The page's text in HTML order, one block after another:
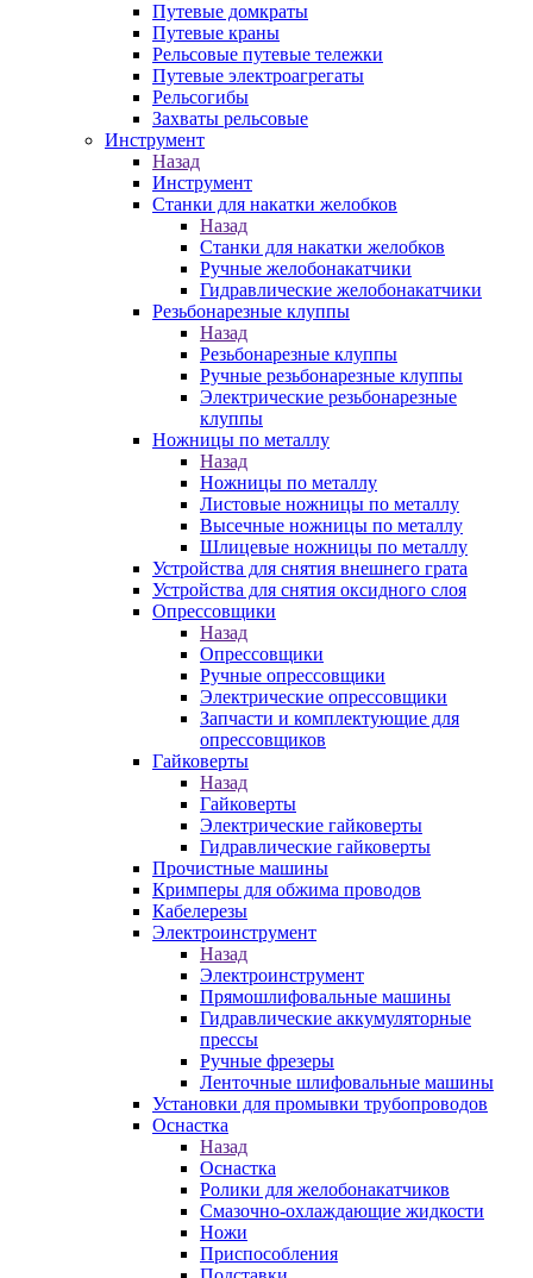
Путевые домкраты
Путевые краны
Рельсовые путевые тележки
Путевые электроагрегаты
Рельсогибы
Захваты рельсовые
Инструмент
Назад
Инструмент
Станки для накатки желобков
Назад
Станки для накатки желобков
Ручные желобонакатчики
Гидравлические желобонакатчики
Резьбонарезные клуппы
Назад
Резьбонарезные клуппы
Ручные резьбонарезные клуппы
Электрические резьбонарезные
клуппы
Ножницы по металлу
Назад
Ножницы по металлу
Листовые ножницы по металлу
Высечные ножницы по металлу
Шлицевые ножницы по металлу
Устройства для снятия внешнего грата
Устройства для снятия оксидного слоя
Опрессовщики
Назад
Опрессовщики
Ручные опрессовщики
Электрические опрессовщики
Запчасти и комплектующие для
опрессовщиков
Гайковерты
Назад
Гайковерты
Электрические гайковерты
Гидравлические гайковерты
Прочистные машины
Кримперы для обжима проводов
Кабелерезы
Электроинструмент
Назад
Электроинструмент
Прямошлифовальные машины
Гидравлические аккумуляторные
прессы
Ручные фрезеры
Ленточные шлифовальные машины
Установки для промывки трубопроводов
Оснастка
Назад
Оснастка
Ролики для желобонакатчиков
Смазочно-охлаждающие жидкости
Ножи
Приспособления